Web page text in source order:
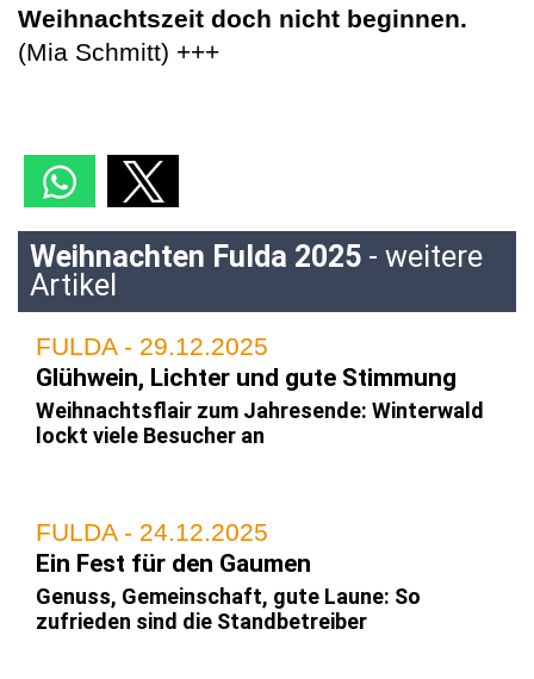
Weihnachtszeit doch nicht beginnen.
(Mia Schmitt) +++
Weihnachten Fulda 2025 - weitere
Artikel
FULDA - 29.12.2025
Glühwein, Lichter und gute Stimmung
Weihnachtsflair zum Jahresende: Winterwald
lockt viele Besucher an
FULDA - 24.12.2025
Ein Fest für den Gaumen
Genuss, Gemeinschaft, gute Laune: So
zufrieden sind die Standbetreiber